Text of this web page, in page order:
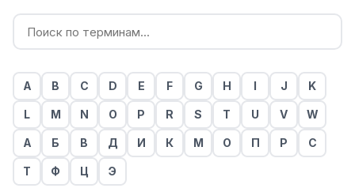
A B C D E F G H I J K
L M N O P R S T U V W
А Б В Д И К М О П Р С
Т Ф Ц Э